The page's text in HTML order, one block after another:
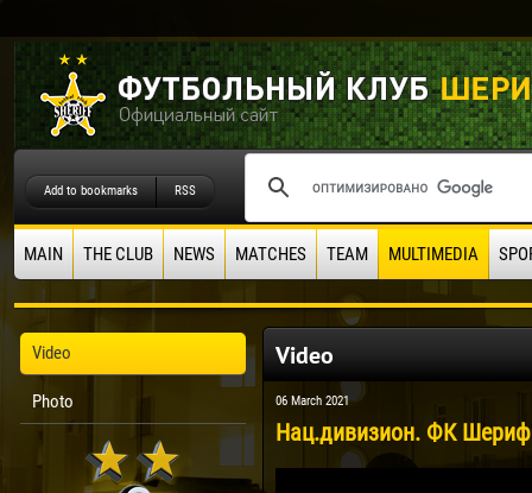
Add to bookmarks RSS
MAIN THE CLUB NEWS MATCHES TEAM MULTIMEDIA
Video
Photo
Video
06 March 2021
Нац.дивизион. ФК